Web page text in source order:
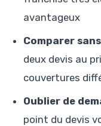
avantageux
Comparer
deux devis au
couvertures
Oublier de
point du devis